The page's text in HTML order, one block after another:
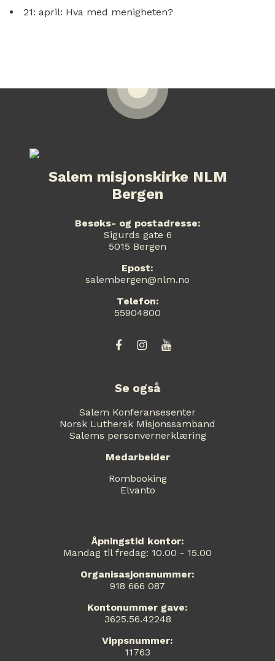
21: april: Hva med menigheten?
Salem misjonskirke NLM
Bergen
Besøks- og postadresse:
Sigurds gate 6
5015 Bergen
Epost:
salembergen@nlm.no
Telefon:
55904800
Se også
Salem Konferansesenter
Norsk Luthersk Misjonssamband
Salems personvernerklæring
Medarbeider
Rombooking
Elvanto
Åpningstid kontor:
Mandag til fredag: 10.00 - 15.00
Organisasjonsnummer:
918 666 087
Kontonummer gave:
3625.56.42248
Vippsnummer:
11763